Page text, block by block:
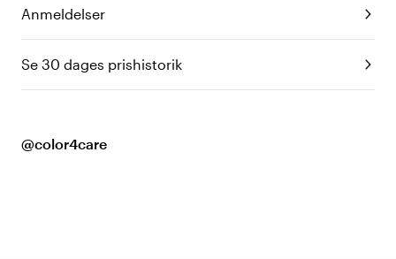
Anmeldelser
Se 30 dages prishistorik
@color4care